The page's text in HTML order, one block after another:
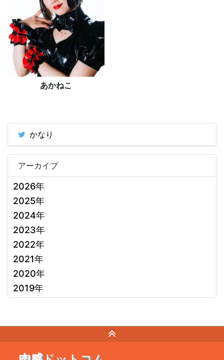
あかねこ
かなり
アーカイブ
2026年
2025年
2024年
2023年
2022年
2021年
2020年
2019年